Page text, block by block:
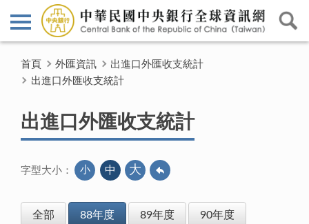
首頁 外匯資訊
出進口外匯收支統計
出進口外匯收支統計
出進口外匯收支統計
字型大小： 小 中 大
全部 88年度 89年度 90年度